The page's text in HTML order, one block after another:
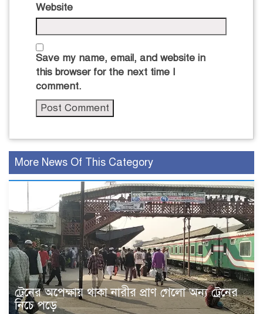
Website
Save my name, email, and website in
this browser for the next time I
comment.
More News Of This Category
ট্রেনের অপেক্ষায় থাকা নারীর প্রাণ গেলো অন্য ট্রেনের
নিচে পড়ে